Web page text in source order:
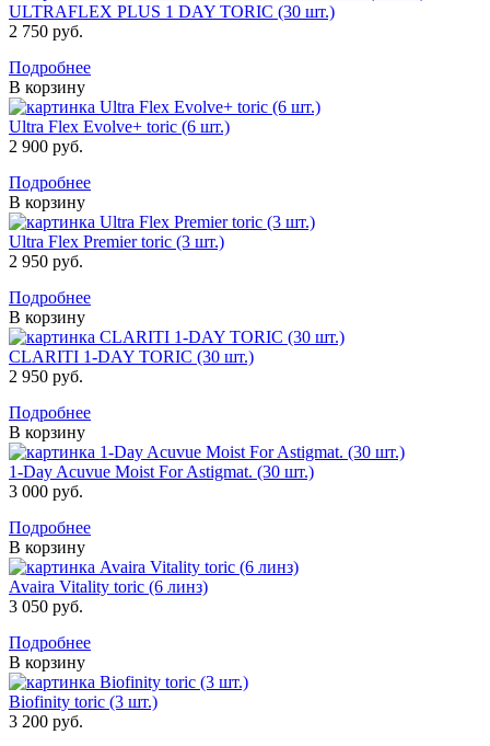
ULTRAFLEX PLUS 1 DAY TORIC (30 шт.)
2 750 руб.
Подробнее
В корзину
Ultra Flex Evolve+ toric (6 шт.)
2 900 руб.
Подробнее
В корзину
Ultra Flex Premier toric (3 шт.)
2 950 руб.
Подробнее
В корзину
CLARITI 1-DAY TORIC (30 шт.)
2 950 руб.
Подробнее
В корзину
1-Day Acuvue Moist For Astigmat. (30 шт.)
3 000 руб.
Подробнее
В корзину
Avaira Vitality toric (6 линз)
3 050 руб.
Подробнее
В корзину
Biofinity toric (3 шт.)
3 200 руб.